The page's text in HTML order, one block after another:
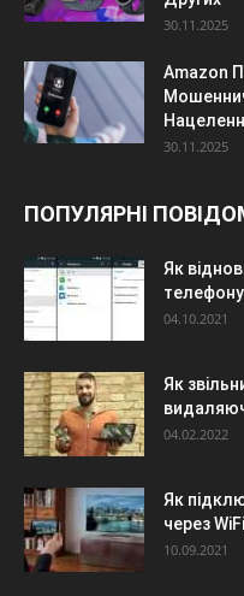
30.11.2025
Amazon
30.11.2025
ПОПУЛЯРНІ
Як
04.10.2021
Як
04.02.2022
Як
через
10.09.2021